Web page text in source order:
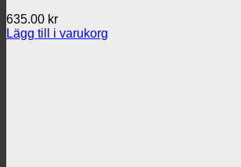
635.00 kr
Lägg till i varukorg